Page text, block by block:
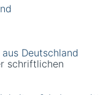
Deutschland
schriftlichen